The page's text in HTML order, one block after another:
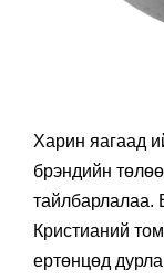
Харин яагаад
брэндийн
тайлбарлалаа.
Кристианий
ертөнцөд